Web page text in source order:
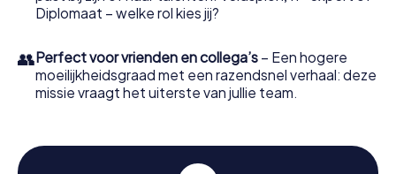
Diplomaat – welke rol kies jij?
👥Perfect voor vrienden en collega’s – Een hogere
moeilijkheidsgraad met een razendsnel verhaal: deze
missie vraagt het uiterste van jullie team.